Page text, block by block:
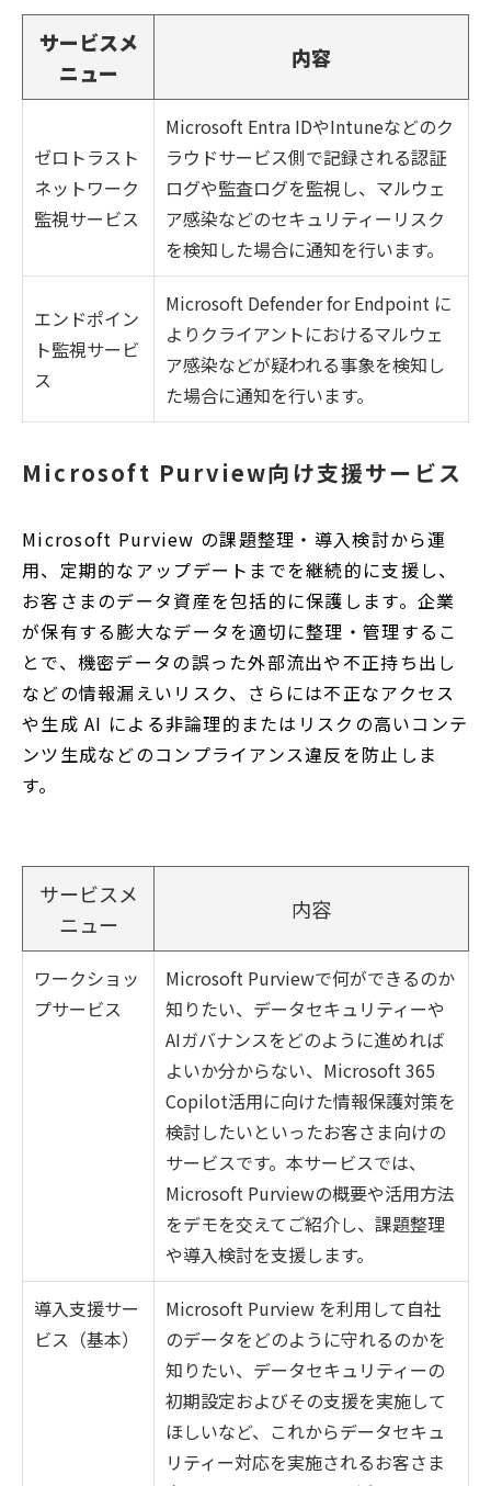
サービスメ
ニュー
内容
ゼロトラスト
ネットワーク
監視サービス
Microsoft Entra IDやIntuneなどのク
ラウドサービス側で記録される認証
ログや監査ログを監視し、マルウェ
ア感染などのセキュリティーリスク
を検知した場合に通知を行います。
エンドポイン
ト監視サービ
ス
Microsoft Defender for Endpoint に
よりクライアントにおけるマルウェ
ア感染などが疑われる事象を検知し
た場合に通知を行います。
Microsoft Purview向け支援サービス
Microsoft Purview の課題整理・導入検討から運
用、定期的なアップデートまでを継続的に支援し、
お客さまのデータ資産を包括的に保護します。企業
が保有する膨大なデータを適切に整理・管理するこ
とで、機密データの誤った外部流出や不正持ち出し
などの情報漏えいリスク、さらには不正なアクセス
や生成 AI による非論理的またはリスクの高いコンテ
ンツ生成などのコンプライアンス違反を防止しま
す。
サービスメ
ニュー
内容
ワークショッ
プサービス
Microsoft Purviewで何ができるのか
知りたい、データセキュリティーや
AIガバナンスをどのように進めれば
よいか分からない、Microsoft 365
Copilot活用に向けた情報保護対策を
検討したいといったお客さま向けの
サービスです。本サービスでは、
Microsoft Purviewの概要や活用方法
をデモを交えてご紹介し、課題整理
や導入検討を支援します。
導入支援サー
ビス（基本）
Microsoft Purview を利用して自社
のデータをどのように守れるのかを
知りたい、データセキュリティーの
初期設定およびその支援を実施して
ほしいなど、これからデータセキュ
リティー対応を実施されるお客さま